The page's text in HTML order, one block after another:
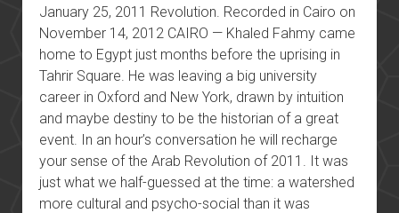
January 25, 2011 Revolution. Recorded in Cairo on
November 14, 2012 CAIRO — Khaled Fahmy came
home to Egypt just months before the uprising in
Tahrir Square. He was leaving a big university
career in Oxford and New York, drawn by intuition
and maybe destiny to be the historian of a great
event. In an hour’s conversation he will recharge
your sense of the Arab Revolution of 2011. It was
just what we half-guessed at the time: a watershed
more cultural and psycho-social than it was